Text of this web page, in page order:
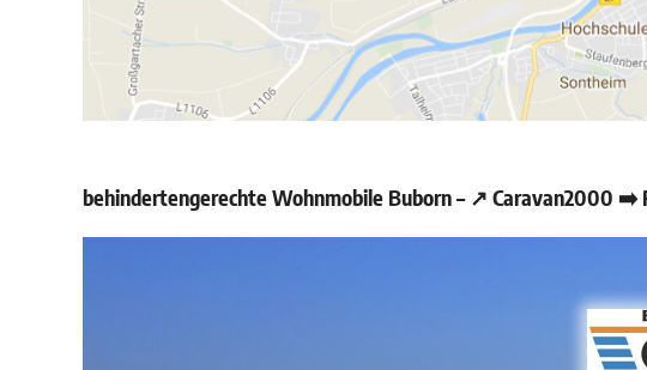
behindertengerechte Wohnmobile Buborn – ↗️ Caravan2000